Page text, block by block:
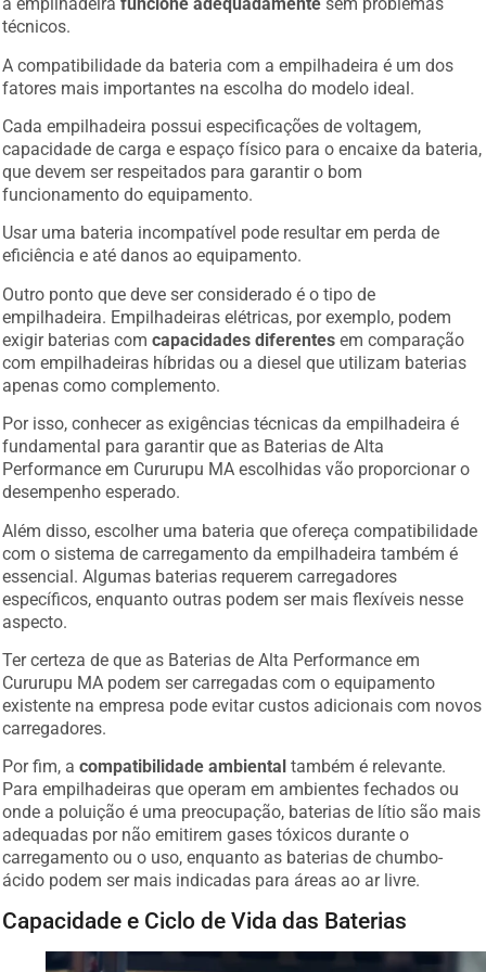
técnicos.
A compatibilidade da bateria com a empilhadeira é um dos
fatores mais importantes na escolha do modelo ideal.
Cada empilhadeira possui especificações de voltagem,
capacidade de carga e espaço físico para o encaixe da bateria,
que devem ser respeitados para garantir o bom
funcionamento do equipamento.
Usar uma bateria incompatível pode resultar em perda de
eficiência e até danos ao equipamento.
Outro ponto que deve ser considerado é o tipo de
empilhadeira. Empilhadeiras elétricas, por exemplo, podem
exigir baterias comcapacidades diferentes em comparação
com empilhadeiras híbridas ou a diesel que utilizam baterias
apenas como complemento.
Por isso, conhecer as exigências técnicas da empilhadeira é
fundamental para garantir que as Baterias de Alta
Performance em Cururupu MA escolhidas vão proporcionar o
desempenho esperado.
Além disso, escolher uma bateria que ofereça compatibilidade
com o sistema de carregamento da empilhadeira também é
essencial. Algumas baterias requerem carregadores
específicos, enquanto outras podem ser mais flexíveis nesse
aspecto.
Ter certeza de que as Baterias de Alta Performance em
Cururupu MA podem ser carregadas com o equipamento
existente na empresa pode evitar custos adicionais com novos
carregadores.
Por fim, acompatibilidade ambiental também é relevante.
Para empilhadeiras que operam em ambientes fechados ou
onde a poluição é uma preocupação, baterias de lítio são mais
adequadas por não emitirem gases tóxicos durante o
carregamento ou o uso, enquanto as baterias de chumbo-
ácido podem ser mais indicadas para áreas ao ar livre.
Capacidade e Ciclo de Vida das Baterias